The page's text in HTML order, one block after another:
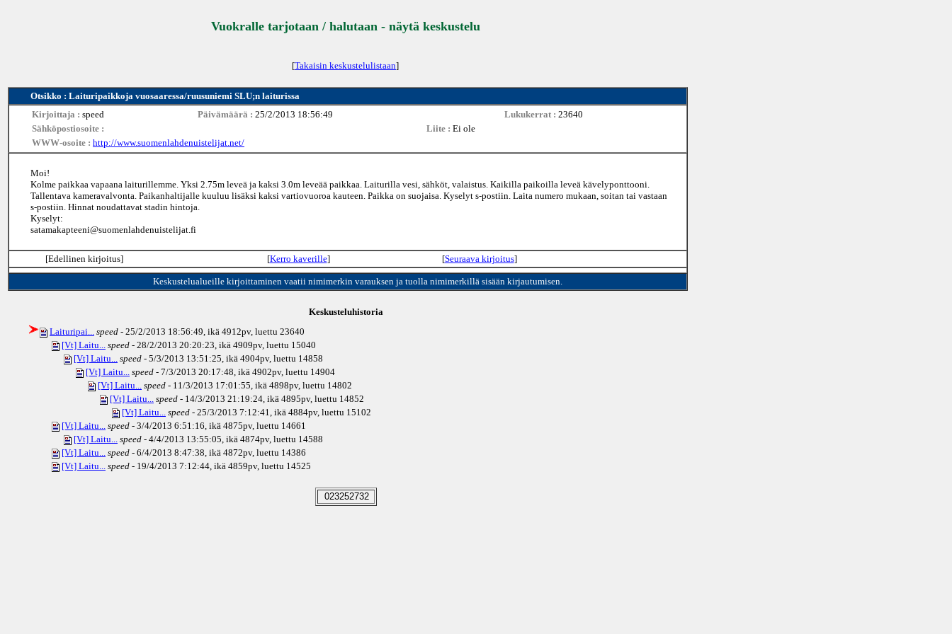
Vuokralle tarjotaan / halutaan - näytä keskustelu
[Takaisin keskustelulistaan]
Otsikko : Laituripaikkoja vuosaaressa/ruusuniemi SLU;n laiturissa
Kirjoittaja : speed Päivämäärä : 25/2/2013 18:56:49 Lukukerrat : 23640
Sähköpostiosoite :
Liite : Ei ole
WWW-osoite : http://www.suomenlahdenuistelijat.net/
Moi!
Kolme paikkaa vapaana laiturillemme. Yksi 2.75m leveä ja kaksi 3.0m leveää paikkaa. Laiturilla vesi, sähköt, valaistus. Kaikilla paikoilla leveä kävelyponttooni.
Tallentava kameravalvonta. Paikanhaltijalle kuuluu lisäksi kaksi vartiovuoroa kauteen. Paikka on suojaisa. Kyselyt s-postiin. Laita numero mukaan, soitan tai vastaan
s-postiin. Hinnat noudattavat stadin hintoja.
Kyselyt:
satamakapteeni@suomenlahdenuistelijat.fi
[Edellinen kirjoitus] [Kerro kaverille] [Seuraava kirjoitus]
Keskustelualueille kirjoittaminen vaatii nimimerkin varauksen ja tuolla nimimerkillä sisään kirjautumisen.
Keskusteluhistoria
Laituripai... speed - 25/2/2013 18:56:49, ikä 4912pv, luettu 23640
[Vt] Laitu... speed - 28/2/2013 20:20:23, ikä 4909pv, luettu 15040
[Vt] Laitu... speed - 5/3/2013 13:51:25, ikä 4904pv, luettu 14858
[Vt] Laitu... speed - 7/3/2013 20:17:48, ikä 4902pv, luettu 14904
[Vt] Laitu... speed - 11/3/2013 17:01:55, ikä 4898pv, luettu 14802
[Vt] Laitu... speed - 14/3/2013 21:19:24, ikä 4895pv, luettu 14852
[Vt] Laitu... speed - 25/3/2013 7:12:41, ikä 4884pv, luettu 15102
[Vt] Laitu... speed - 3/4/2013 6:51:16, ikä 4875pv, luettu 14661
[Vt] Laitu... speed - 4/4/2013 13:55:05, ikä 4874pv, luettu 14588
[Vt] Laitu... speed - 6/4/2013 8:47:38, ikä 4872pv, luettu 14386
[Vt] Laitu... speed - 19/4/2013 7:12:44, ikä 4859pv, luettu 14525
023252732